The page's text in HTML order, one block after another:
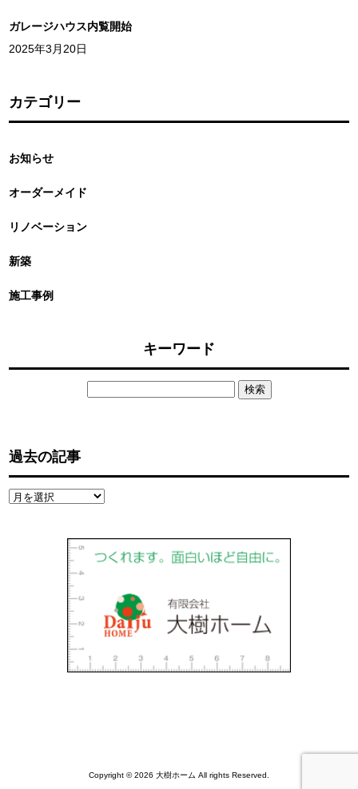
ガレージハウス内覧開始
2025年3月20日
カテゴリー
お知らせ
オーダーメイド
リノベーション
新築
施工事例
キーワード
過去の記事
過
Copyright © 2026 大樹ホーム All rights Reserved.